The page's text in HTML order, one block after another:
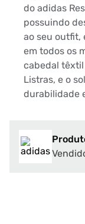
do adidas
possuindo
ao seu outfit,
em todos os
cabedal têxtil
Listras, e o
durabilidade